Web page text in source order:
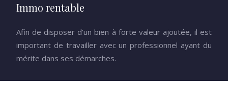
Immo rentable
Afin de disposer d’un bien à forte valeur ajoutée, il est
important de travailler avec un professionnel ayant du
mérite dans ses démarches.